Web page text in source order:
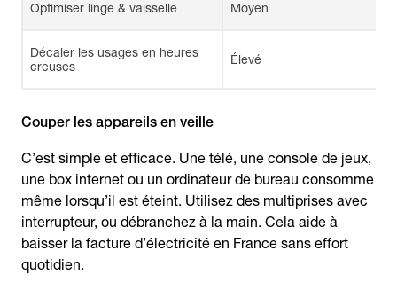
Optimiser linge & vaisselle Moyen
Décaler les usages en heures
creuses
Élevé
Couper les appareils en veille
C’est simple et efficace. Une télé, une console de jeux,
une box internet ou un ordinateur de bureau consomme
même lorsqu’il est éteint. Utilisez des multiprises avec
interrupteur, ou débranchez à la main. Cela aide à
baisser la facture d’électricité en France sans effort
quotidien.